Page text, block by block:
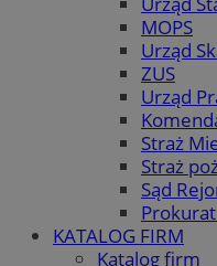
MOPS
Urząd
ZUS
Urząd
Straż
Straż
Sąd
KATALOG FIRM
Katalog firm